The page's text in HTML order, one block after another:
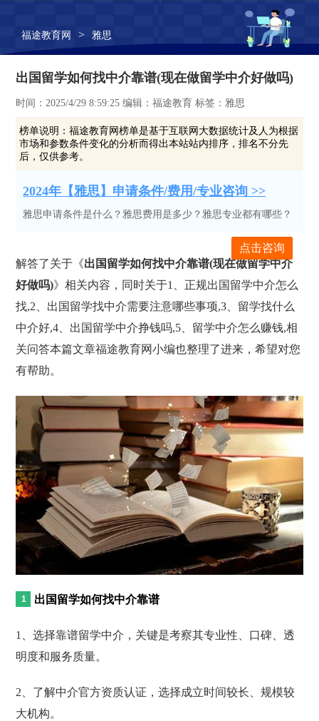
福途教育网 > 雅思
出国留学如何找中介靠谱(现在做留学中介好做吗)
时间：2025/4/29 8:59:25 编辑：福途教育 标签：雅思
榜单说明：福途教育网榜单是基于互联网大数据统计及人为根据
市场和参数条件变化的分析而得出本站站内排序，排名不分先
后，仅供参考。
2024年【雅思】申请条件/费用/专业咨询 >>
雅思申请条件是什么？雅思费用是多少？雅思专业都有哪些？
点击咨询
解答了关于《出国留学如何找中介靠谱(现在做留学中介
好做吗)》相关内容，同时关于1、正规出国留学中介怎么
找,2、出国留学找中介需要注意哪些事项,3、留学找什么
中介好,4、出国留学中介挣钱吗,5、留学中介怎么赚钱,相
关问答本篇文章福途教育网小编也整理了进来，希望对您
有帮助。
出国留学如何找中介靠谱
1、选择靠谱留学中介，关键是考察其专业性、口碑、透
明度和服务质量。
2、了解中介官方资质认证，选择成立时间较长、规模较
大机构。